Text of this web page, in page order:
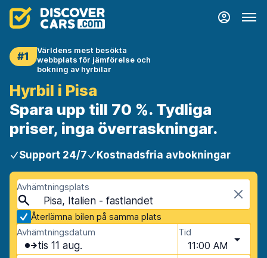
#1
Världens mest besökta
webbplats för jämförelse och
bokning av hyrbilar
Hyrbil i Pisa
Spara upp till 70 %. Tydliga
priser, inga överraskningar.
Support 24/7 Kostnadsfria avbokningar
Avhämtningsplats
Pisa, Italien - fastlandet
Återlämna bilen på samma plats
Avhämtningsdatum
tis 11 aug.
Tid
11:00 AM